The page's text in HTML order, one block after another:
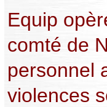
Equip
comté de
personnel
violences